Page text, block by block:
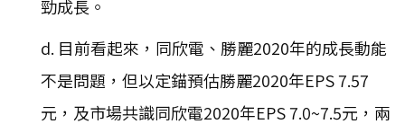
勁成長。
d. 目前看起來，同欣電、勝麗2020年的成長動能
不是問題，但以定錨預估勝麗2020年EPS 7.57
元，及市場共識同欣電2020年EPS 7.0~7.5元，兩